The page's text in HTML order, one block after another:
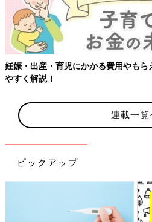
【ワクチン接種できるものも】妊
連載一覧
ピックアップ